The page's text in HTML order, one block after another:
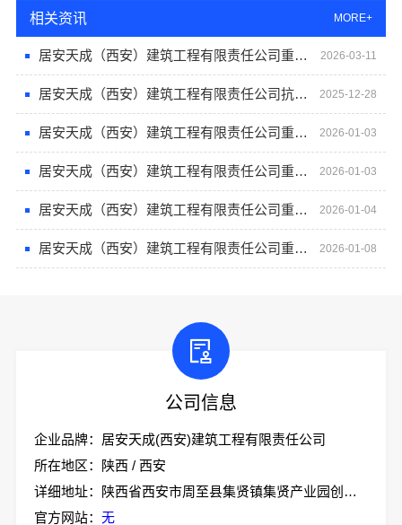
相关资讯 MORE+
居安天成（西安）建筑工程有限责任公司重钢别墅客户评价反馈 2026-03-11
居安天成（西安）建筑工程有限责任公司抗震耐用型重钢别墅解析 2025-12-28
居安天成（西安）建筑工程有限责任公司重钢别墅的空间灵活性与居住舒适度探究 2026-01-03
居安天成（西安）建筑工程有限责任公司重钢别墅建设的专业之选 2026-01-03
居安天成（西安）建筑工程有限责任公司重钢别墅舒适居住体验大揭秘 2026-01-04
居安天成（西安）建筑工程有限责任公司重钢别墅的抗震性能解析 2026-01-08
公司信息
企业品牌：居安天成(西安)建筑工程有限责任公司
所在地区：陕西 / 西安
详细地址：陕西省西安市周至县集贤镇集贤产业园创业大道18号办公大楼一层
官方网站： 无